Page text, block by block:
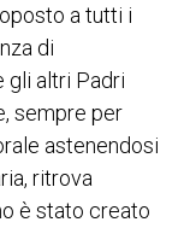
a tutti i
di
gli altri Padri
sempre per
astenendosi
ritrova
è stato creato